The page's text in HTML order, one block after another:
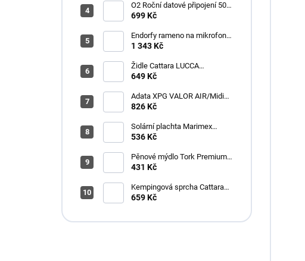
O2 Roční datové připojení 50
GB
699 Kč
Endorfy rameno na mikrofon
Broadcast Low Profile Boom
hlava / černý
1 343 Kč
Židle Cattara LUCCA
kempingová skládací modrá
649 Kč
Adata XPG VALOR AIR/Midi
Tower/Transpar./Černá
826 Kč
Solární plachta Marimex
průměr 3,6 m černá
536 Kč
Pěnové mýdlo Tork Premium
Antimikrobiální 1l S4
431 Kč
Kempingová sprcha Cattara
AKU
659 Kč